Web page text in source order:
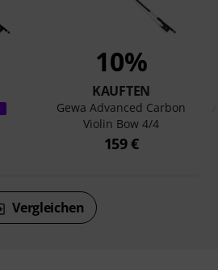
10%
KAUFTEN
Gewa Advanced Carbon
Violin Bow 4/4
159 €
Vergleichen